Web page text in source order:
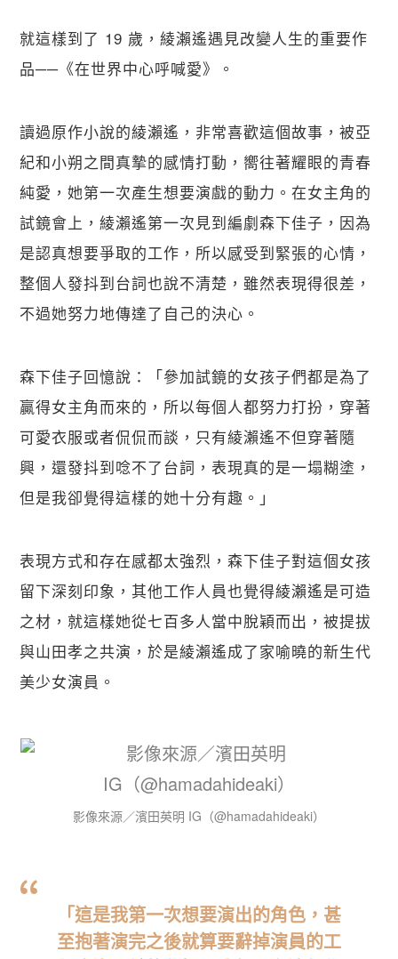
就這樣到了 19 歲，綾瀨遙遇見改變人生的重要作
品──《在世界中心呼喊愛》。
讀過原作小說的綾瀨遙，非常喜歡這個故事，被亞
紀和小朔之間真摯的感情打動，嚮往著耀眼的青春
純愛，她第一次產生想要演戲的動力。在女主角的
試鏡會上，綾瀨遙第一次見到編劇森下佳子，因為
是認真想要爭取的工作，所以感受到緊張的心情，
整個人發抖到台詞也說不清楚，雖然表現得很差，
不過她努力地傳達了自己的決心。
森下佳子回憶說：「參加試鏡的女孩子們都是為了
贏得女主角而來的，所以每個人都努力打扮，穿著
可愛衣服或者侃侃而談，只有綾瀨遙不但穿著隨
興，還發抖到唸不了台詞，表現真的是一塌糊塗，
但是我卻覺得這樣的她十分有趣。」
表現方式和存在感都太強烈，森下佳子對這個女孩
留下深刻印象，其他工作人員也覺得綾瀨遙是可造
之材，就這樣她從七百多人當中脫穎而出，被提拔
與山田孝之共演，於是綾瀨遙成了家喻曉的新生代
美少女演員。
影像來源／濱田英明 IG（@hamadahideaki）
「這是我第一次想要演出的角色，甚
至抱著演完之後就算要辭掉演員的工